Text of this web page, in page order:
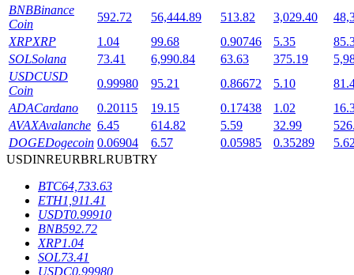
เงินกู้
บริการยืมเงินที่ได้รับการสนับสนุนจาก Crypto
BNBBinance
Coin
592.72 56,444.89 513.82 3,029.40
XRPXRP 1.04 99.68 0.90746 5.35
SOLSolana 73.41 6,990.84 63.63 375.19
USDCUSD
Coin
0.99980 95.21 0.86672 5.10
ADACardano 0.20115 19.15 0.17438 1.02
AVAXAvalanche 6.45 614.82 5.59 32.99
DOGEDogecoin 0.06904 6.57 0.05985 0.35289
USDINREURBRLRUBTRY
BTC64,733.63
ETH1,911.41
USDT0.99910
BNB592.72
XRP1.04
SOL73.41
USDC0.99980